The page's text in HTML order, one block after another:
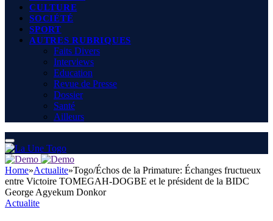
CULTURE
SOCIÉTÉ
SPORT
AUTRES RUBRIQUES
Faits Divers
Interviews
Education
Revue de Presse
Dossier
Santé
Ailleurs
Home»Actualite»Togo/Échos de la Primature: Échanges fructueux
entre Victoire TOMEGAH-DOGBE et le président de la BIDC
George Agyekum Donkor
Actualite